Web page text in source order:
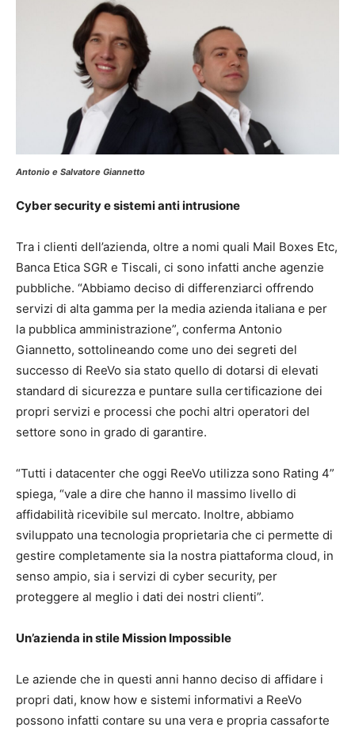
Antonio e Salvatore Giannetto
Cyber security e sistemi anti intrusione
Tra i clienti dell’azienda, oltre a nomi quali Mail Boxes Etc,
Banca Etica SGR e Tiscali, ci sono infatti anche agenzie
pubbliche. “Abbiamo deciso di differenziarci offrendo
servizi di alta gamma per la media azienda italiana e per
la pubblica amministrazione”, conferma Antonio
Giannetto, sottolineando come uno dei segreti del
successo di ReeVo sia stato quello di dotarsi di elevati
standard di sicurezza e puntare sulla certificazione dei
propri servizi e processi che pochi altri operatori del
settore sono in grado di garantire.
“Tutti i datacenter che oggi ReeVo utilizza sono Rating 4”
spiega, “vale a dire che hanno il massimo livello di
affidabilità ricevibile sul mercato. Inoltre, abbiamo
sviluppato una tecnologia proprietaria che ci permette di
gestire completamente sia la nostra piattaforma cloud, in
senso ampio, sia i servizi di cyber security, per
proteggere al meglio i dati dei nostri clienti”.
Un’azienda in stile Mission Impossible
Le aziende che in questi anni hanno deciso di affidare i
propri dati, know how e sistemi informativi a ReeVo
possono infatti contare su una vera e propria cassaforte